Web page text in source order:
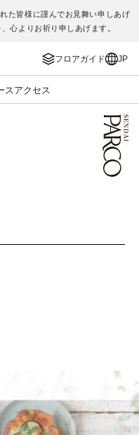
た皆様に謹んでお見舞い申しあげ
心よりお祈り申しあげます。
フロアガイド JP
ス アクセス